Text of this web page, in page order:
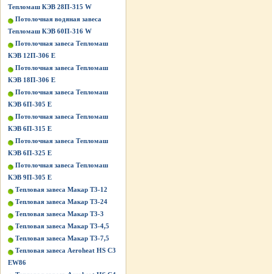
Тепломаш КЭВ 28П-315 W
Потолочная водяная завеса
Тепломаш КЭВ 60П-316 W
Потолочная завеса Тепломаш
КЭВ 12П-306 Е
Потолочная завеса Тепломаш
КЭВ 18П-306 Е
Потолочная завеса Тепломаш
КЭВ 6П-305 Е
Потолочная завеса Тепломаш
КЭВ 6П-315 Е
Потолочная завеса Тепломаш
КЭВ 6П-325 Е
Потолочная завеса Тепломаш
КЭВ 9П-305 Е
Тепловая завеса Макар Т3-12
Тепловая завеса Макар Т3-24
Тепловая завеса Макар Т3-3
Тепловая завеса Макар Т3-4,5
Тепловая завеса Макар Т3-7,5
Тепловая завеса Aeroheat HS C3
EW86